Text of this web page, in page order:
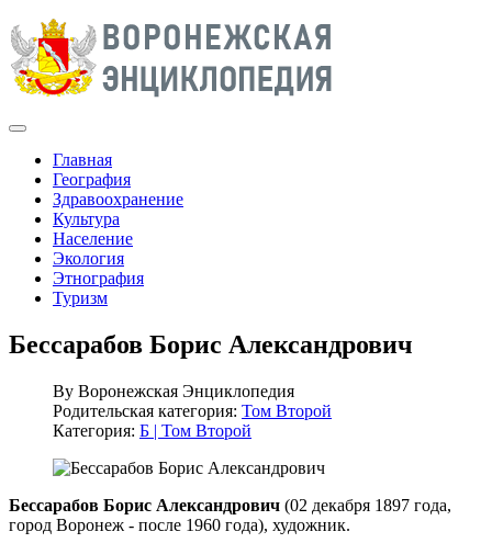
Главная
География
Здравоохранение
Культура
Население
Экология
Этнография
Туризм
Бессарабов Борис Александрович
By Воронежская Энциклопедия
Родительская категория: Том Второй
Категория: Б | Том Второй
Бессарабов Борис Александрович (02 декабря 1897 года,
город Воронеж - после 1960 года), художник.